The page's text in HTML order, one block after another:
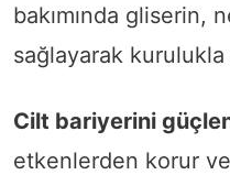
bakımında gliserin,
sağlayarak
Cilt bariyerini
etkenlerden korur